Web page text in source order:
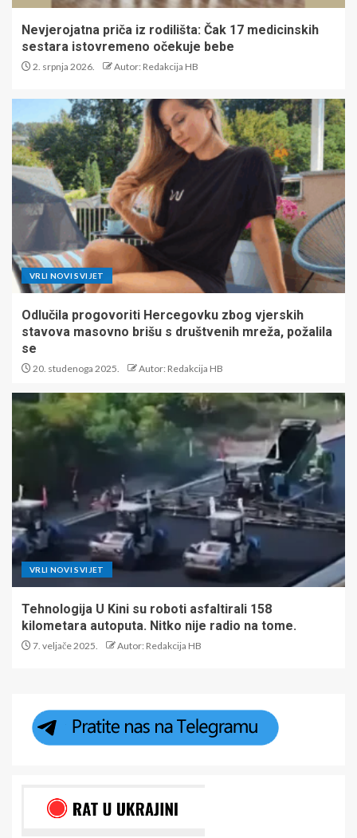
Nevjerojatna priča iz rodilišta: Čak 17 medicinskih
sestara istovremeno očekuje bebe
2. srpnja 2026. Autor: Redakcija HB
VRLI NOVI SVIJET
Odlučila progovoriti Hercegovku zbog vjerskih
stavova masovno brišu s društvenih mreža, požalila
se
20. studenoga 2025. Autor: Redakcija HB
VRLI NOVI SVIJET
Tehnologija U Kini su roboti asfaltirali 158
kilometara autoputa. Nitko nije radio na tome.
7. veljače 2025. Autor: Redakcija HB